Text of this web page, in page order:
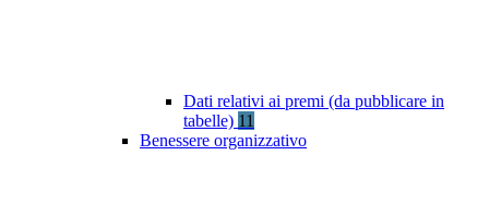
Dati relativi ai premi (da pubblicare in
tabelle) 11
Benessere organizzativo